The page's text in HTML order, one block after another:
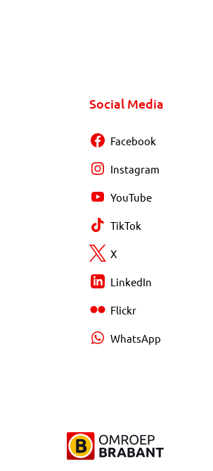
Social Media
Facebook
Instagram
YouTube
TikTok
X
LinkedIn
Flickr
WhatsApp